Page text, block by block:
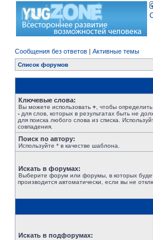
Сообщения без ответов | Активные темы
Список форумов
Ключевые слова:
Вы можете использовать + , чтобы
- для слов, которых в результатах быть не
для поиска любого слова из списка.
совпадения.
Поиск по автору:
Используйте * в качестве шаблона.
Искать в форумах:
Выберите форум или форумы, в которых
производится автоматически, если вы не
Искать в подфорумах: